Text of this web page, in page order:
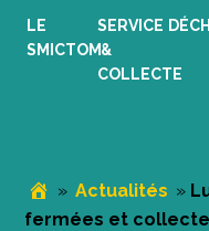
Passer
Passer
Passer
LE
SMICTOM
SERVICE
&
COLLECTE
» Actualités »
fermées et